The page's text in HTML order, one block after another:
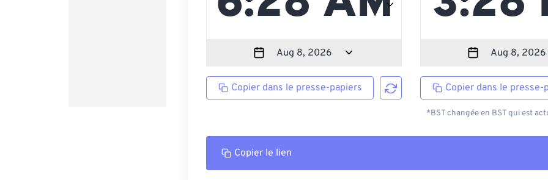
Copier dans le presse-papiers Copier dans le presse-
*BST changée en BST qui est
Copier le lien